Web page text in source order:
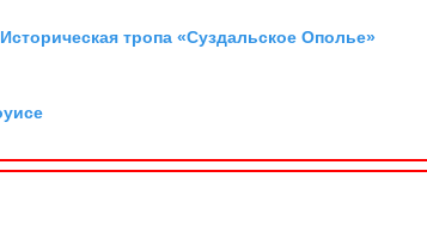
тропа «Суздальское Ополье»